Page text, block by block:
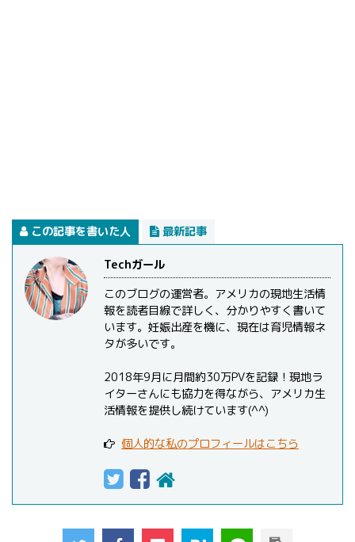
この記事を書いた人 最新記事
Techガール
このブログの運営者。アメリカの現地生活情
報を読者目線で詳しく、分かりやすく書いて
います。妊娠出産を機に、現在は育児情報ネ
タが多いです。
2018年9月に月間約30万PVを記録！現地ラ
イターさんにも協力を得ながら、アメリカ生
活情報を提供し続けています(^^)
個人的な私のプロフィールはこちら